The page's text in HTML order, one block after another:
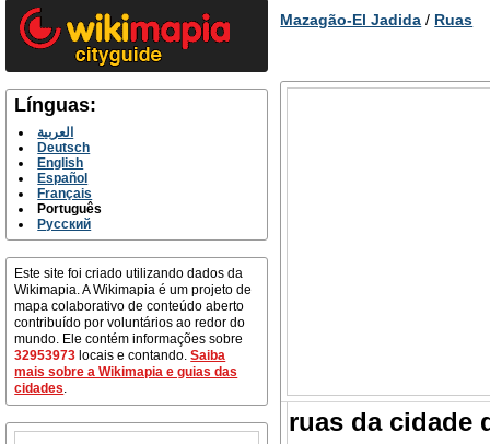
Línguas:
العربية
Deutsch
English
Español
Français
Português
Русский
Este site foi criado utilizando dados da
Wikimapia. A Wikimapia é um projeto de
mapa colaborativo de conteúdo aberto
contribuído por voluntários ao redor do
mundo. Ele contém informações sobre
32953973 locais e contando.Saiba
mais sobre a Wikimapia e guias das
cidades.
Mazagão-El Jadida / Ruas
ruas da cidade